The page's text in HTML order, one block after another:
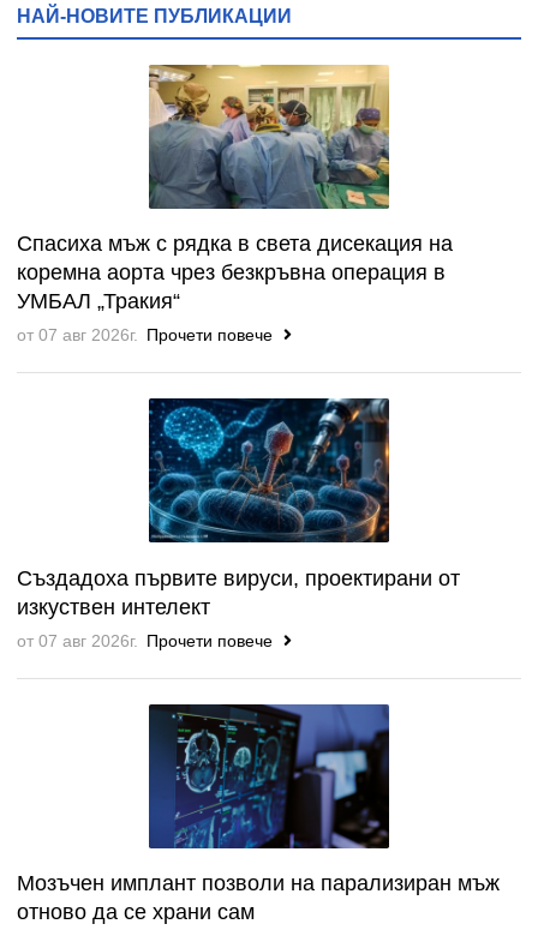
НАЙ-НОВИТЕ ПУБЛИКАЦИИ
Спасиха мъж с рядка в света дисекация на
коремна аорта чрез безкръвна операция в
УМБАЛ „Тракия“
от 07 авг 2026г. Прочети повече
Създадоха първите вируси, проектирани от
изкуствен интелект
от 07 авг 2026г. Прочети повече
Мозъчен имплант позволи на парализиран мъж
отново да се храни сам